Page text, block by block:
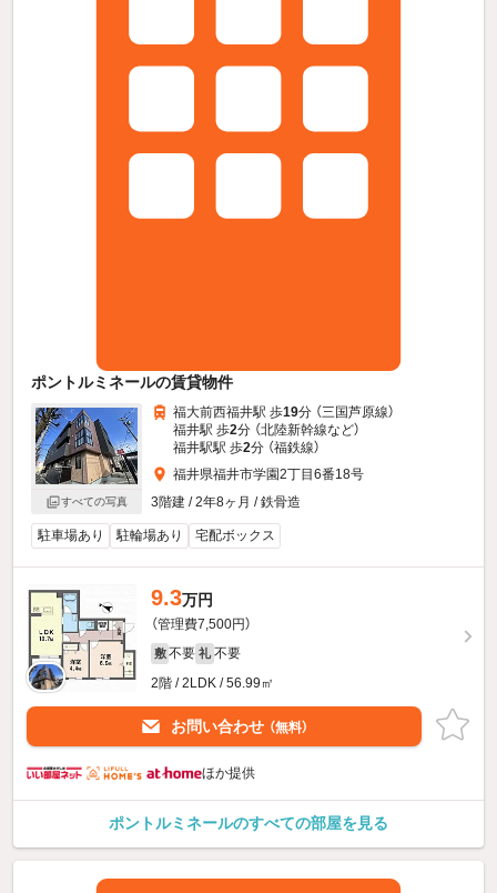
ポントルミネールの賃貸物件
すべての写真
福大前西福井駅 歩19分 （三国芦原線）
福井駅 歩2分 （北陸新幹線など）
福井駅駅 歩2分 （福鉄線）
福井県福井市学園2丁目6番18号
3階建 / 2年8ヶ月 / 鉄骨造
駐車場あり 駐輪場あり 宅配ボックス
9.3万円
（管理費7,500円）
敷 不要 礼 不要
2階 / 2LDK / 56.99㎡
お問い合わせ （無料）
ほか提供
ポントルミネールのすべての部屋を見る